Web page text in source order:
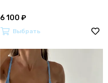
6 100 ₽
Выбрать